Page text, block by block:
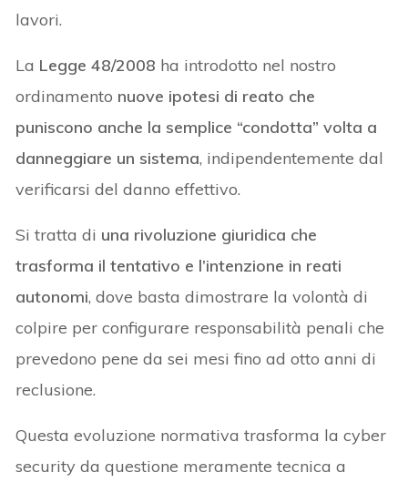
lavori.
La Legge 48/2008 ha introdotto nel nostro
ordinamento nuove ipotesi di reato che
puniscono anche la semplice “condotta” volta a
danneggiare un sistema, indipendentemente dal
verificarsi del danno effettivo.
Si tratta di una rivoluzione giuridica che
trasforma il tentativo e l’intenzione in reati
autonomi, dove basta dimostrare la volontà di
colpire per configurare responsabilità penali che
prevedono pene da sei mesi fino ad otto anni di
reclusione.
Questa evoluzione normativa trasforma la cyber
security da questione meramente tecnica a